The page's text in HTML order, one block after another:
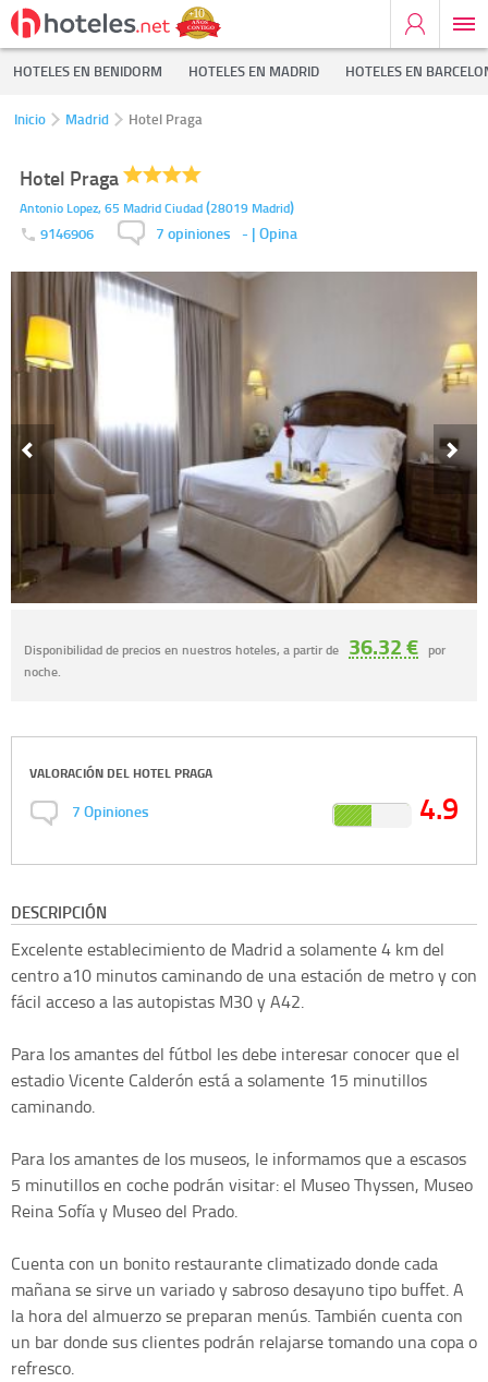
HOTELES EN BENIDORM HOTELES EN MADRID HOTELES EN
Inicio Madrid Hotel Praga
Hotel Praga
Antonio Lopez, 65 Madrid Ciudad(28019 Madrid)
9146906 7 opiniones - | Opina
Disponibilidad de precios en nuestros hoteles, a partir de 36.32 € por
noche.
VALORACIÓN DEL HOTEL PRAGA
7Opiniones 4.9
DESCRIPCIÓN
Excelente establecimiento de Madrid a solamente 4 km del
centro a10 minutos caminando de una estación de metro y con
fácil acceso a las autopistas M30 y A42.
Para los amantes del fútbol les debe interesar conocer que el
estadio Vicente Calderón está a solamente 15 minutillos
caminando.
Para los amantes de los museos, le informamos que a escasos
5 minutillos en coche podrán visitar: el Museo Thyssen, Museo
Reina Sofía y Museo del Prado.
Cuenta con un bonito restaurante climatizado donde cada
mañana se sirve un variado y sabroso desayuno tipo buffet. A
la hora del almuerzo se preparan menús. También cuenta con
un bar donde sus clientes podrán relajarse tomando una copa o
refresco.